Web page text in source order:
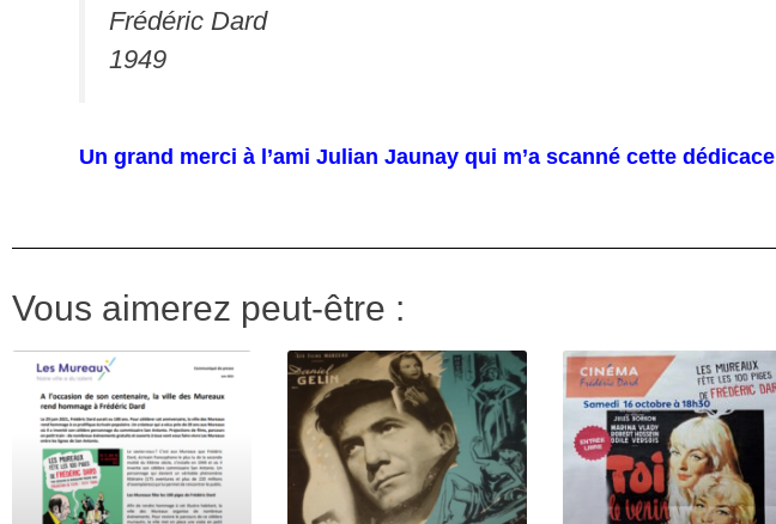
Frédéric Dard
1949
Un grand merci à l’ami Julian Jaunay qui m’a scanné cette dédicace
Vous aimerez peut-être :